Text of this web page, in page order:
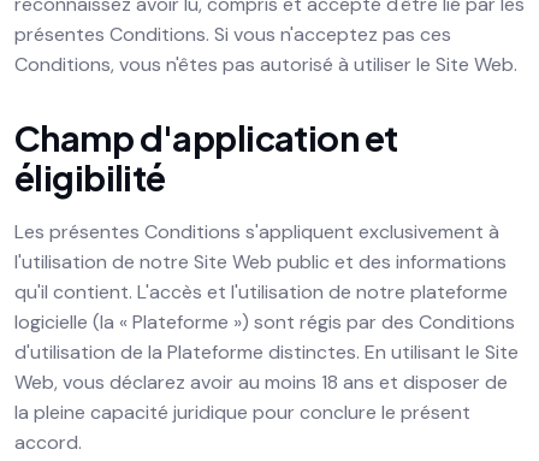
présentes Conditions. Si vous n'acceptez pas ces
Conditions, vous n'êtes pas autorisé à utiliser le Site Web.
Champ d'application et
éligibilité
Les présentes Conditions s'appliquent exclusivement à
l'utilisation de notre Site Web public et des informations
qu'il contient. L'accès et l'utilisation de notre plateforme
logicielle (la « Plateforme ») sont régis par des Conditions
d'utilisation de la Plateforme distinctes. En utilisant le Site
Web, vous déclarez avoir au moins 18 ans et disposer de
la pleine capacité juridique pour conclure le présent
accord.